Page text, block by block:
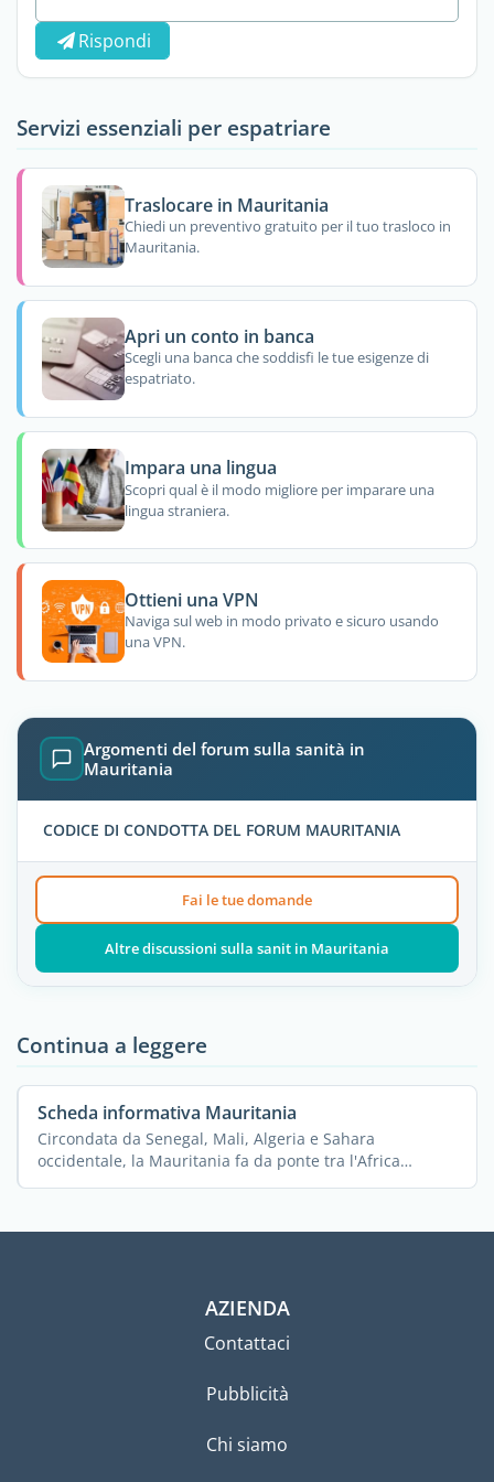
Rispondi
Servizi essenziali per espatriare
Traslocare in Mauritania
Chiedi un preventivo gratuito per il tuo trasloco in
Mauritania.
Apri un conto in banca
Scegli una banca che soddisfi le tue esigenze di
espatriato.
Impara una lingua
Scopri qual è il modo migliore per imparare una
lingua straniera.
Ottieni una VPN
Naviga sul web in modo privato e sicuro usando
una VPN.
Argomenti del forum sulla sanità in
Mauritania
CODICE DI CONDOTTA DEL FORUM MAURITANIA
Fai le tue domande
Altre discussioni sulla sanit in Mauritania
Continua a leggere
Scheda informativa Mauritania
Circondata da Senegal, Mali, Algeria e Sahara
occidentale, la Mauritania fa da ponte tra l'Africa
subsahariana ...
AZIENDA
Contattaci
Pubblicità
Chi siamo